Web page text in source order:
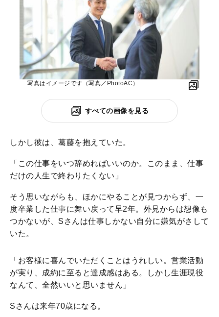
写真はイメージです（写真／PhotoAC）
すべての画像を見る
しかし彼は、葛藤を抱えていた。
「この仕事をいつ辞めればいいのか。このまま、仕事
だけの人生で終わりたくない」
そう思いながらも、ほかにやることが見つからず、一
度卒業した仕事に舞い戻って早2年。外見からは想像も
つかないが、Sさんは仕事しかない自分に嫌気がさして
いた。
「お客様に喜んでいただくことはうれしい。営業活動
が実り、成約に至ると達成感はある。しかし生涯現役
なんて、全然いいと思いません」
Sさんは来年70歳になる。